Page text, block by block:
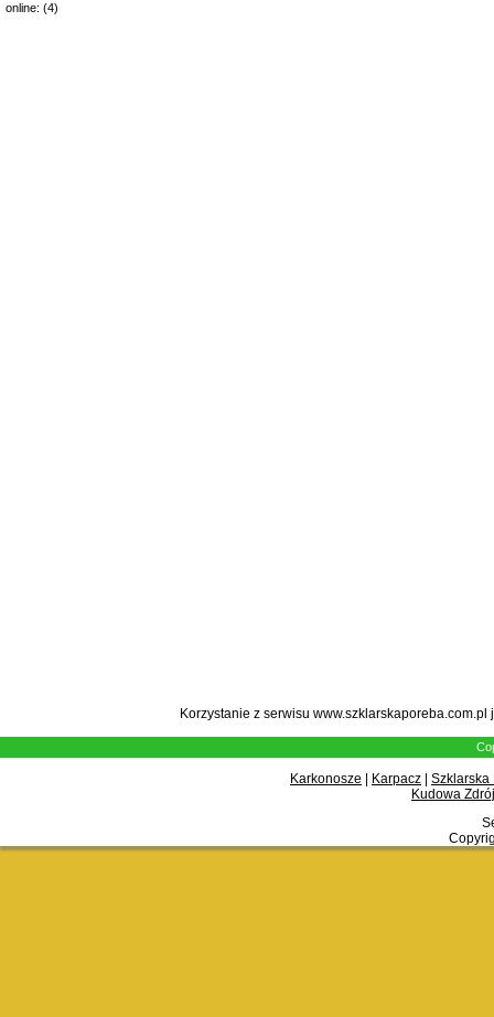
online: (4)
Korzystanie z serwisu
Karkonosze Karpacz
Szklarska
Kudowa